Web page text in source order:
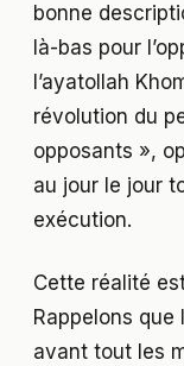
bonne
là-bas pour
l’ayatollah
révolution du
opposants »,
au jour le jour
exécution.
Cette réalité
Rappelons
avant tout les